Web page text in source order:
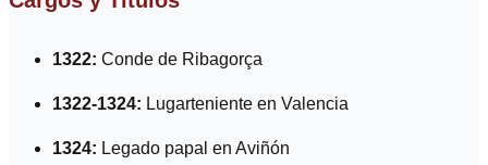
1322: Conde de Ribagorça
1322-1324: Lugarteniente en Valencia
1324: Legado papal en Aviñón